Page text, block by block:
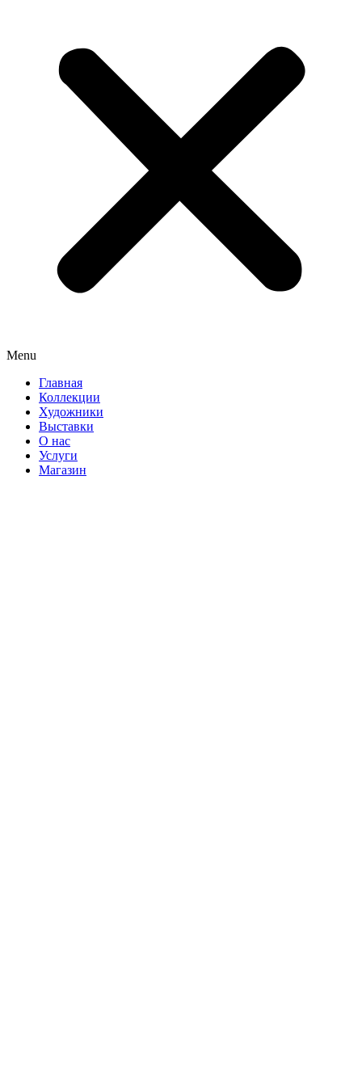
Menu
Главная
Коллекции
Художники
Выставки
О нас
Услуги
Магазин